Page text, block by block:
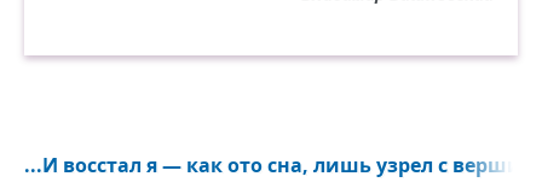
...И восстал я — как ото сна, лишь узрел с